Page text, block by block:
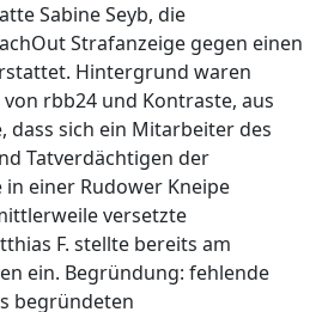
Sabine Seyb, die
Strafanzeige gegen einen
Hintergrund waren
rbb24 und Kontraste, aus
dass sich ein Mitarbeiter des
Tatverdächtigen der
einer Rudower Kneipe
versetzte
F. stellte bereits am
ein. Begründung: fehlende
begründeten